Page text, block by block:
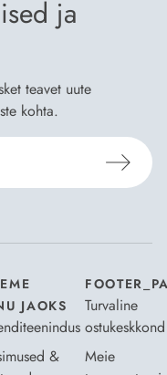
ja
teavet uute
kohta.
JAOKS
&
Turvaline
ostukeskkond
Meie